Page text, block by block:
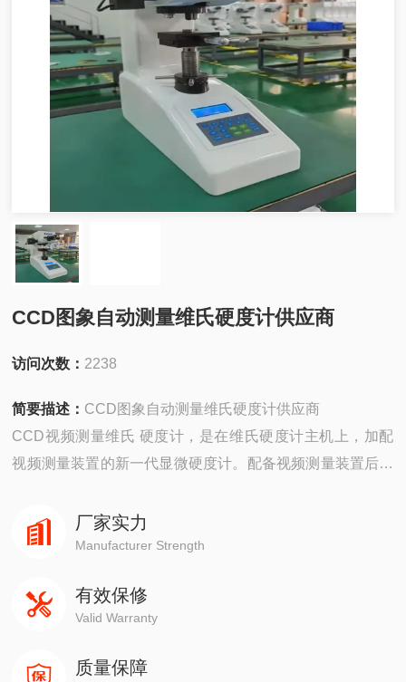
CCD图象自动测量维氏硬度计供应商
访问次数： 2238
简要描述： CCD图象自动测量维氏硬度计供应商
CCD视频测量维氏 硬度计，是在维氏硬度计主机上，加配
视频测量装置的新一代显微硬度计。配备视频测量装置后，
上。工作过程更直观，测量更精确。
厂家实力
Manufacturer Strength
有效保修
Valid Warranty
质量保障